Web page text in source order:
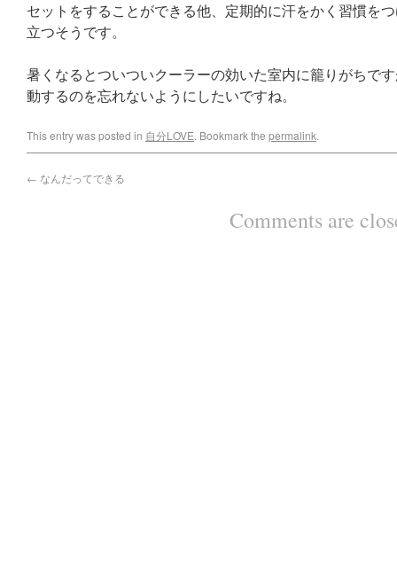
セットをすることができる他、定期的に汗をかく習慣を
立つそうです。
暑くなるとついついクーラーの効いた室内に籠りがちで
動するのを忘れないようにしたいですね。
This entry was posted in 自分LOVE. Bookmark the permalink.
← なんだってできる
Comments are